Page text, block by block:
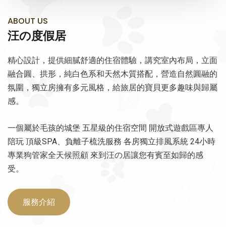
ABOUT US
汪の度假居
精心設計，提供細膩舒適的住宿體驗，講究室內布局，立面
融合圓、拱形，純白色系和天然木質搭配，營造自然圓融的
氛圍，獨立房擁有多元風格，給旅居的寶貝更多趣味與歸屬
感。
一個屬於毛孩的城堡 五星級的住宿空間 開放式遊戲區專人
陪玩 頂級SPA、負離子梳洗服務 各房獨立排風系統 24小時
專業狗管家全天候照顧 來到汪の居讓您有賓至如歸的感
受。
服務介紹